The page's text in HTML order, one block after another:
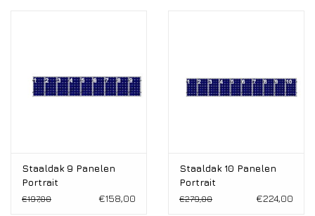
Staaldak 9 Panelen
Portrait
€197,00 €158,00
Staaldak 10 Panelen
Portrait
€279,00 €224,00